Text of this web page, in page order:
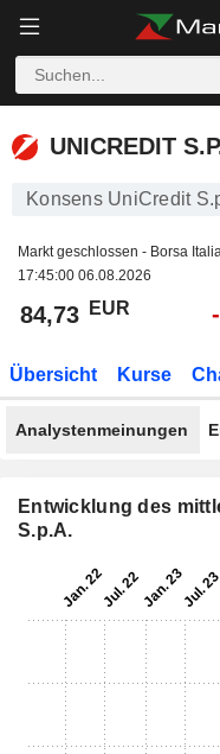
UNICREDIT S.P.A.
UNICREDIT
Konsens UniCredit
Markt geschlossen - Borsa
17:45:00 06.08.2026
84,73 EUR
Übersicht Kurse
Analystenmeinungen
Entwicklung des
S.p.A.